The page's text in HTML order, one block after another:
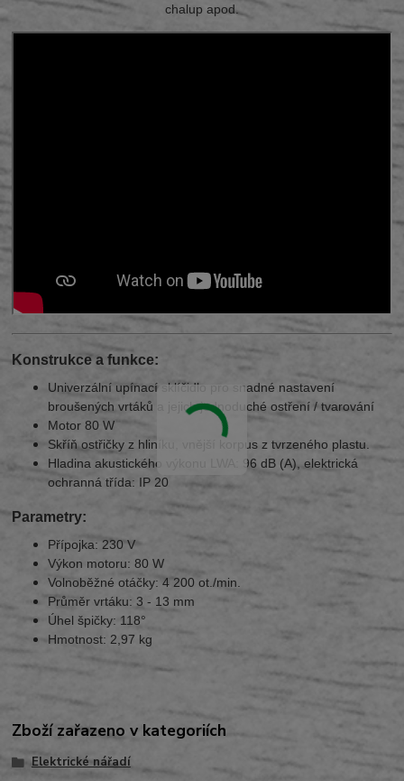
chalup apod.
Konstrukce a funkce:
Univerzální upínací sklíčidlo pro snadné nastavení
broušených vrtáků a jejich jednoduché ostření / tvarování
Motor 80 W
Skříň ostřičky z hliníku, vnější korpus z tvrzeného plastu.
Hladina akustického výkonu LWA: 96 dB (A), elektrická
ochranná třída: IP 20
Parametry:
Přípojka: 230 V
Výkon motoru: 80 W
Volnoběžné otáčky: 4 200 ot./min.
Průměr vrtáku: 3 - 13 mm
Úhel špičky: 118°
Hmotnost: 2,97 kg
Zboží zařazeno v kategoriích
Elektrické nářadí